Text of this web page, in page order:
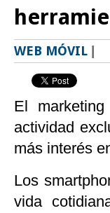
WEB MÓVIL
El
actividad
más interés
Los
vida